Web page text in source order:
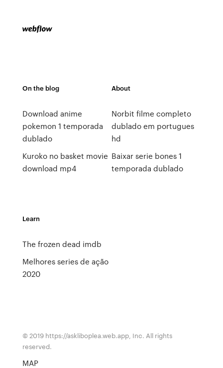
On the blog
Download anime
pokemon 1 temporada
dublado
Kuroko no basket movie
download mp4
About
Norbit filme completo
dublado em portugues
hd
Baixar serie bones 1
temporada dublado
Learn
The frozen dead imdb
Melhores series de ação
2020
© 2019 https://askliboplea.web.app, Inc. All rights
reserved.
MAP